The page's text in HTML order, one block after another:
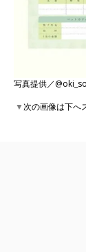
写真提供／
▼次の画像は下へ